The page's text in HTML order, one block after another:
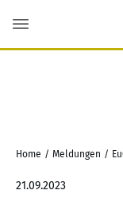
Home / Meldungen /
21.09.2023